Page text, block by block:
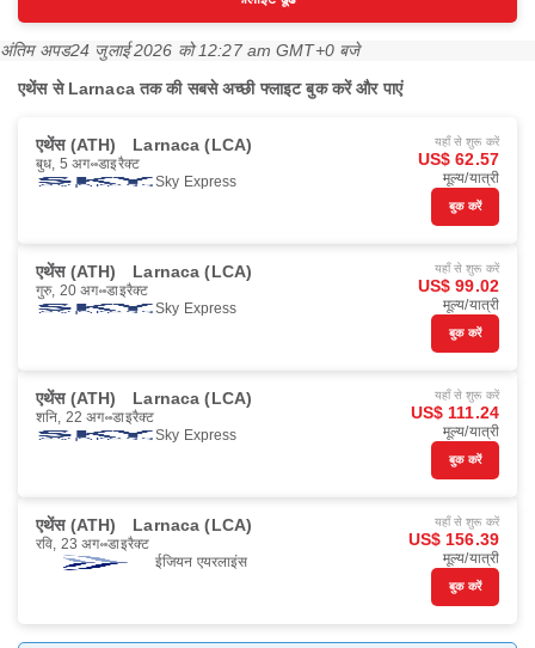
अंतिम अपड24 जुलाई 2026 को 12:27 am GMT+0 बजे
एथेंस से Larnaca तक की सबसे अच्छी फ्लाइट बुक करें और पाएं
एथेंस (ATH) Larnaca (LCA)
बुध, 5 अग॰ डाइरैक्ट
Sky Express
यहाँ से शुरू करें
US$ 62.57
मूल्य/यात्री
बुक करें
एथेंस (ATH) Larnaca (LCA)
गुरु, 20 अग॰ डाइरैक्ट
Sky Express
यहाँ से शुरू करें
US$ 99.02
मूल्य/यात्री
बुक करें
एथेंस (ATH) Larnaca (LCA)
शनि, 22 अग॰ डाइरैक्ट
Sky Express
यहाँ से शुरू करें
US$ 111.24
मूल्य/यात्री
बुक करें
एथेंस (ATH) Larnaca (LCA)
रवि, 23 अग॰ डाइरैक्ट
ईजियन एयरलाइंस
यहाँ से शुरू करें
US$ 156.39
मूल्य/यात्री
बुक करें